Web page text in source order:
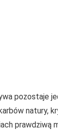
pozostaje
natury,
prawdziwą